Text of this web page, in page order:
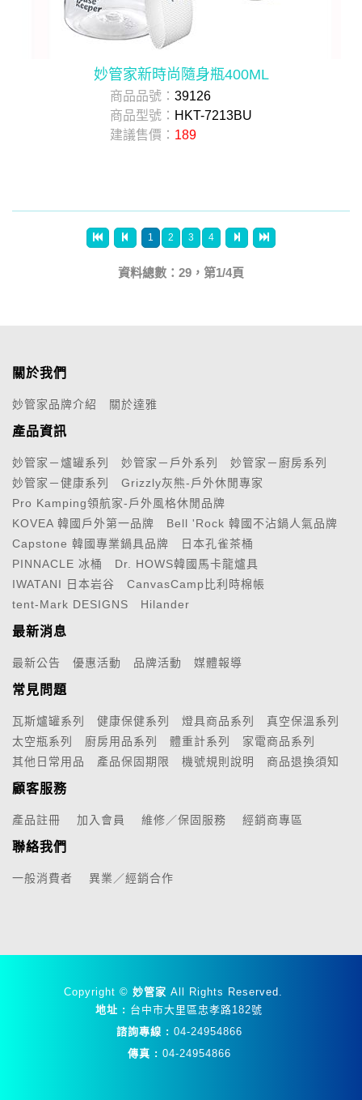
妙管家新時尚隨身瓶400ML
商品品號： 39126
商品型號： HKT-7213BU
建議售價： 189
1 2 3 4
資料總數：29，第1/4頁
關於我們
妙管家品牌介紹 關於達雅
產品資訊
妙管家－爐罐系列 妙管家－戶外系列
妙管家－廚房系列
妙管家－健康系列
Grizzly灰熊-戶外休閒專家
Pro Kamping領航家-戶外風格休閒品牌
KOVEA 韓國戶外第一品牌
Bell 'Rock 韓國不沾鍋人氣品牌
Capstone 韓國專業鍋具品牌
日本孔雀茶桶
PINNACLE 冰桶
Dr. HOWS韓國馬卡龍爐具
IWATANI 日本岩谷
CanvasCamp比利時棉帳
tent-Mark DESIGNS
Hilander
最新消息
最新公告 優惠活動 品牌活動 媒體報導
常見問題
瓦斯爐罐系列 健康保健系列 燈具商品系列
真空保溫系列
太空瓶系列
廚房用品系列 體重計系列
家電商品系列
其他日常用品
產品保固期限 機號規則說明 商品退換須知
顧客服務
產品註冊 加入會員 維修／保固服務 經銷商專區
聯絡我們
一般消費者 異業／經銷合作
Copyright © 妙管家 All Rights Reserved.
地址 : 台中市大里區忠孝路182號
諮詢專線 : 04-24954866
傳真 : 04-24954866